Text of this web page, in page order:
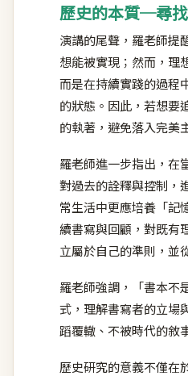
歷史的本質─尋
演講的尾聲，羅老師提
想能被實現；然而，理
而是在持續實踐的過程
的狀態。因此，若想要
的執著，避免落入完美
羅老師進一步指出，在
對過去的詮釋與控制，
常生活中更應培養「記
續書寫與回顧，對既有
立屬於自己的準則，並
羅老師強調，「書本不
式，理解書寫者的立場
蹈覆轍、不被時代的敘
歷史研究的意義不僅在